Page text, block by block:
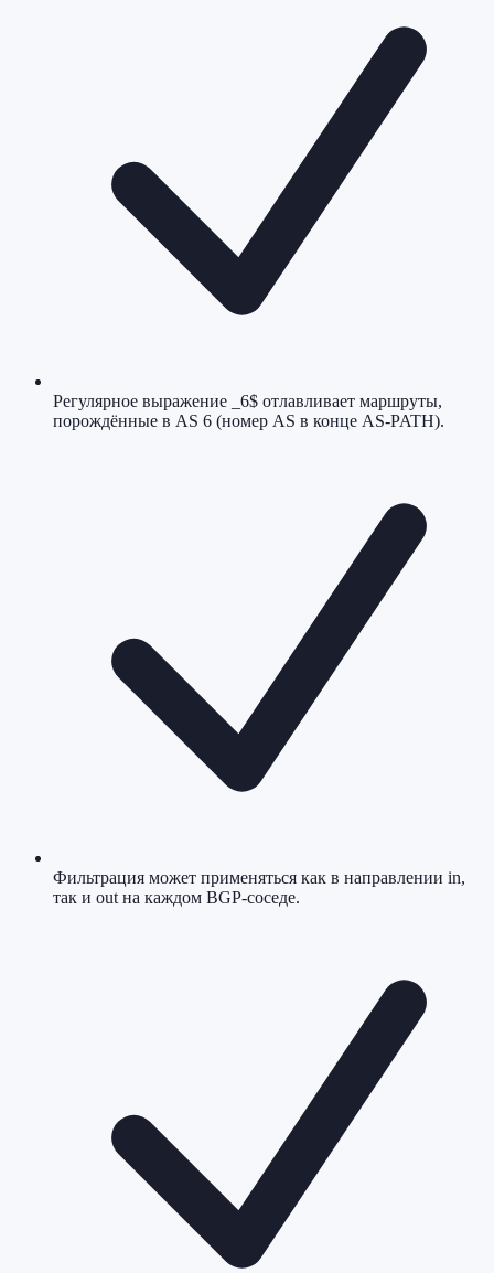
Регулярное выражение _6$ отлавливает маршруты,
порождённые в AS 6 (номер AS в конце AS-PATH).
Фильтрация может применяться как в направлении in,
так и out на каждом BGP-соседе.